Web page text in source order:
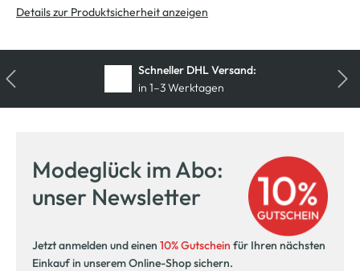
Details zur Produktsicherheit anzeigen
Kostenfreie Rücksendung
innerhalb 14 Tage
Modeglück im Abo:
unser Newsletter
Jetzt anmelden und einen 10% Gutschein für Ihren nächsten
Einkauf in unserem Online-Shop sichern.